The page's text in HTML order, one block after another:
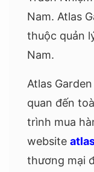
Nam. Atlas
thuộc quản
Nam.
Atlas
quan đến
trình mua
website
thương mại